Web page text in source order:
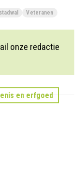
stadwal Veteranen
onze redactie
en erfgoed